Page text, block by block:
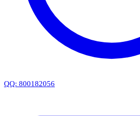
QQ: 800182056